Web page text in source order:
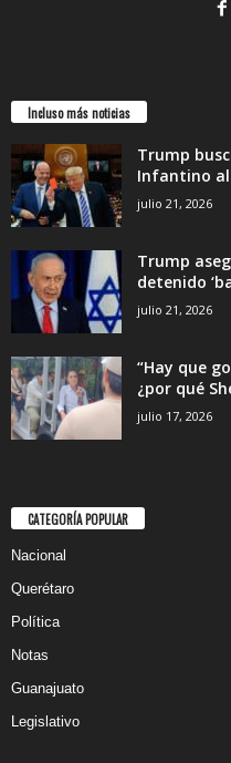
Incluso más noticias
Trump
Infantino
julio 21, 2026
Trump
detenido
julio 21, 2026
“Hay que
¿por qué
julio 17, 2026
CATEGORÍA POPULAR
Nacional
Querétaro
Política
Notas
Guanajuato
Legislativo